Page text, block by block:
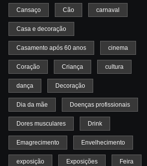
Cansaço Cão carnaval
Casa e decoração
Casamento após 60 anos cinema
Coração Criança cultura
dança Decoração
Dia da mãe Doenças profissionais
Dores musculares Drink
Emagrecimento Envelhecimento
exposição Exposições Feira